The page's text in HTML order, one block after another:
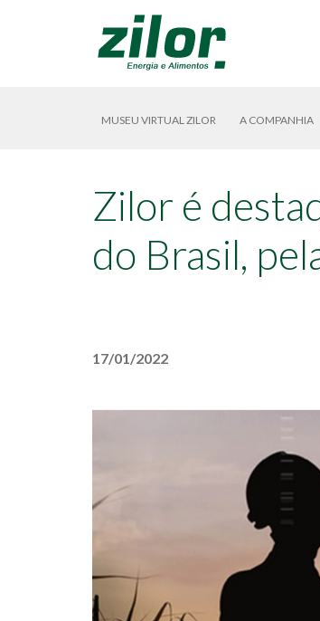
MUSEU VIRTUAL ZILOR A COMPANHIA
Zilor é
do Brasil,
17/01/2022